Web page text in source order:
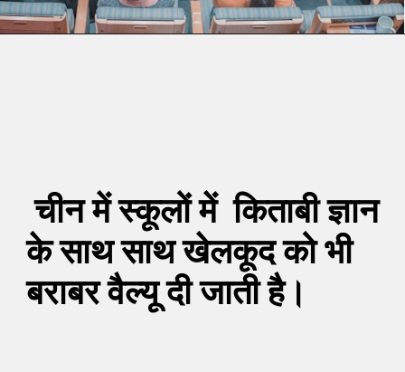
चीन में स्कूलों में किताबी ज्ञान
के साथ साथ खेलकूद को भी
बराबर वैल्यू दी जाती है।